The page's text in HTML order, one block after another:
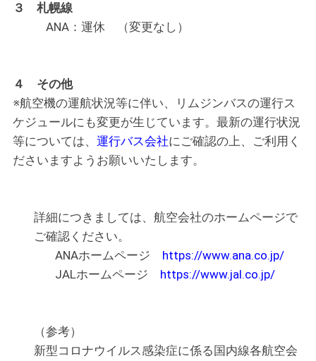
３ 札幌線
ANA：運休 （変更なし）
４ その他
※航空機の運航状況等に伴い、リムジンバスの運行ス
ケジュールにも変更が生じています。最新の運行状況
等については、 運行バス会社にご確認の上、ご利用く
ださいますようお願いいたします。
詳細につきましては、航空会社のホームページで
ご確認ください。
ANAホームページ https://www.ana.co.jp/
JALホームページ https://www.jal.co.jp/
（参考）
新型コロナウイルス感染症に係る国内線各航空会